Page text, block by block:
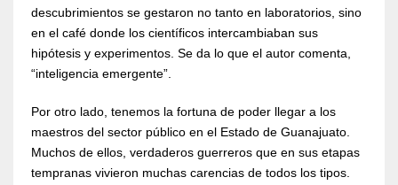
descubrimientos se gestaron no tanto en laboratorios, sino
en el café donde los científicos intercambiaban sus
hipótesis y experimentos. Se da lo que el autor comenta,
“inteligencia emergente”.
Por otro lado, tenemos la fortuna de poder llegar a los
maestros del sector público en el Estado de Guanajuato.
Muchos de ellos, verdaderos guerreros que en sus etapas
tempranas vivieron muchas carencias de todos los tipos.